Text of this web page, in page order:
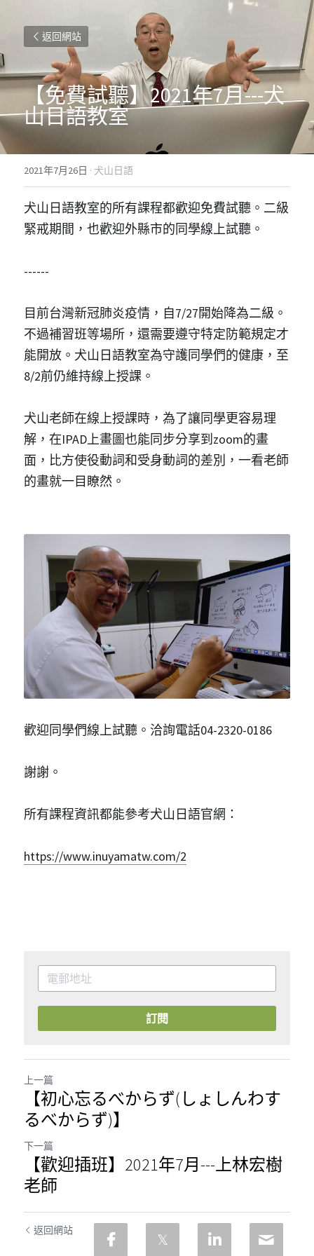
返回網站
【免費試聽】2021年7月---犬
山日語教室
2021年7月26日 · 犬山日語
犬山日語教室的所有課程都歡迎免費試聽。二級
緊戒期間，也歡迎外縣市的同學線上試聽。
------
目前台灣新冠肺炎疫情，自7/27開始降為二級。
不過補習班等場所，還需要遵守特定防範規定才
能開放。犬山日語教室為守護同學們的健康，至
8/2前仍維持線上授課。
犬山老師在線上授課時，為了讓同學更容易理
解，在IPAD上畫圖也能同步分享到zoom的畫
面，比方使役動詞和受身動詞的差別，一看老師
的畫就一目瞭然。
歡迎同學們線上試聽。洽詢電話04-2320-0186
謝謝。
所有課程資訊都能參考犬山日語官網：
https://www.inuyamatw.com/2
訂閱
上一篇
【初心忘るべからず(しょしんわす
るべからず)】
下一篇
【歡迎插班】2021年7月---上林宏樹
老師
返回網站